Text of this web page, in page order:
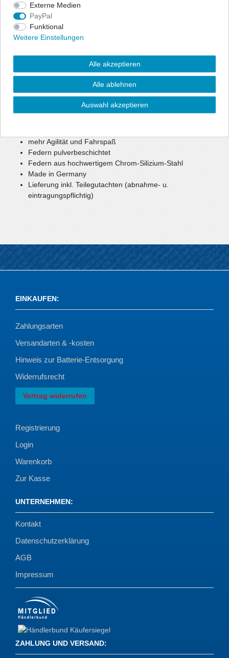
Angaben Produktsicherheit
Zur optischen Reduzierung der Fahrzeughöhe bietet ap eine
Bei einer Tieferlegung bis zu ca. 40 mm können weiterhin die
Seriendämpfer verwendet werden.
Bei größerer Tieferlegung oder Keilform werden gekürzte
mehr Agilität und Fahrspaß
Federn pulverbeschichtet
Federn aus hochwertigem Chrom-Silizium-Stahl
Made in Germany
Lieferung inkl. Teilegutachten (abnahme- u.
eintragungspflichtig)
EINKAUFEN:
Zahlungsarten
Versandarten & -kosten
Hinweis zur Batterie-Entsorgung
Widerrufsrecht
Vertrag widerrufen
Registrierung
Login
Warenkorb
Zur Kasse
UNTERNEHMEN:
Kontakt
Datenschutzerklärung
AGB
Impressum
ZAHLUNG UND VERSAND:
Externe Medien
PayPal
Funktional
Weitere Einstellungen
Alle akzeptieren
Alle ablehnen
Auswahl akzeptieren